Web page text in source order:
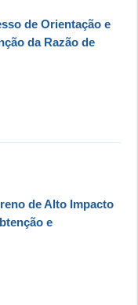
de Orientação e
da Razão de
de Alto Impacto
e